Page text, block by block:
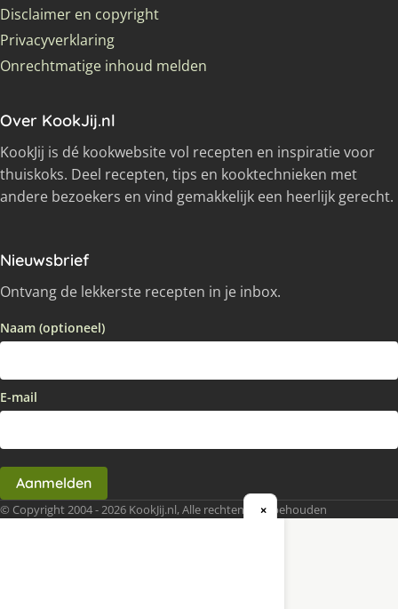
Disclaimer en copyright
Privacyverklaring
Onrechtmatige inhoud melden
Over KookJij.nl
KookJij is dé kookwebsite vol recepten en inspiratie voor
thuiskoks. Deel recepten, tips en kooktechnieken met
andere bezoekers en vind gemakkelijk een heerlijk gerecht.
Nieuwsbrief
Ontvang de lekkerste recepten in je inbox.
Naam (optioneel)
E-mail
Aanmelden
© Copyright 2004 - 2026 KookJij.nl, Alle rechten voorbehouden
×